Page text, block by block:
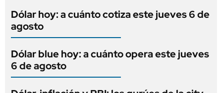
Dólar hoy: a cuánto cotiza este jueves 6 de
agosto
Dólar blue hoy: a cuánto opera este jueves
6 de agosto